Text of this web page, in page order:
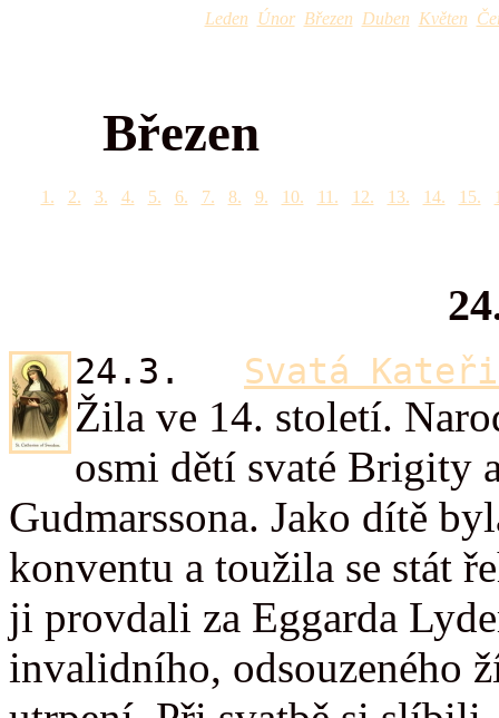
Leden Únor Březen Duben Květen
Březen
1. 2. 3. 4. 5. 6. 7. 8. 9. 10. 11. 12. 13. 14. 15.
24.3. Svatá
Žila ve 14. století.
osmi dětí svaté Brigity
Gudmarssona. Jako dítě
konventu a toužila se stát
ji provdali za Eggarda
invalidního, odsouzeného